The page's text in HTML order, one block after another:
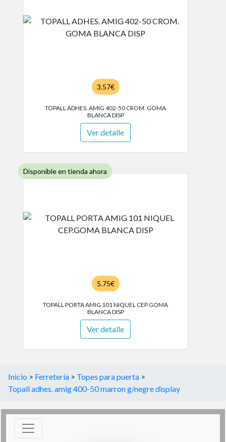
3.57€
TOPALL ADHES. AMIG 402-50 CROM. GOMA
BLANCA DISP
Ver detalle
Disponible en tienda ahora
5.75€
TOPALL PORTA AMIG 101 NIQUEL CEP.GOMA
BLANCA DISP
Ver detalle
Inicio > Ferretería > Topes para puerta >
Topall adhes. amig 400-50 marron g/negre display